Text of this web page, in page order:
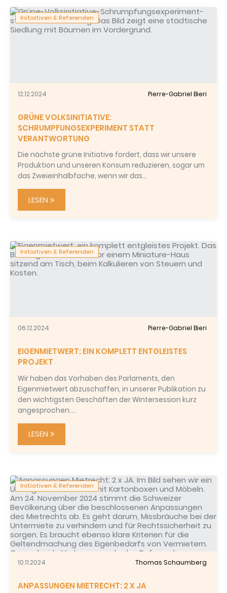
Initiativen & Referenden
12.12.2024 Pierre-Gabriel Bieri
GRÜNE VOLKSINITIATIVE:
SCHRUMPFUNGSEXPERIMENT STATT
VERANTWORTUNG
Die nächste grüne Initiative fordert, dass wir unsere
Produktion und unseren Konsum reduzieren, sogar um
das Zweieinhalbfache, wenn wir das…
LESEN
Initiativen & Referenden
06.12.2024 Pierre-Gabriel Bieri
EIGENMIETWERT: EIN KOMPLETT ENTGLEISTES
PROJEKT
Wir haben das Vorhaben des Parlaments, den
Eigenmietwert abzuschaffen, in unserer Publikation zu
den wichtigsten Geschäften der Wintersession kurz
angesprochen.…
LESEN
Initiativen & Referenden
10.11.2024 Thomas Schaumberg
ANPASSUNGEN MIETRECHT: 2 X JA